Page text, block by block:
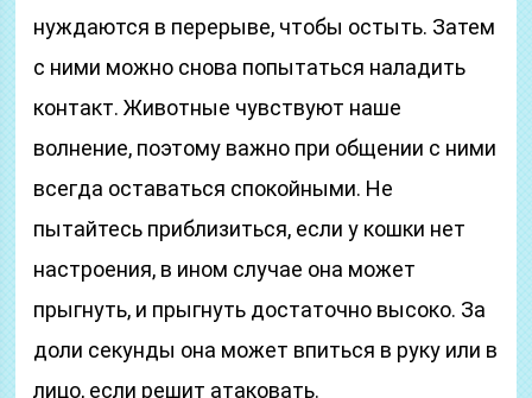
нуждаются в перерыве, чтобы остыть. Затем
с ними можно снова попытаться наладить
контакт. Животные чувствуют наше
волнение, поэтому важно при общении с ними
всегда оставаться спокойными. Не
пытайтесь приблизиться, если у кошки нет
настроения, в ином случае она может
прыгнуть, и прыгнуть достаточно высоко. За
доли секунды она может впиться в руку или в
лицо, если решит атаковать.